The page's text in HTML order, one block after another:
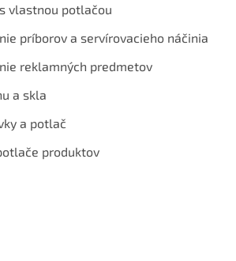
vlastnou potlačou
príborov a servírovacieho náčinia
reklamných predmetov
a skla
a potlač
produktov